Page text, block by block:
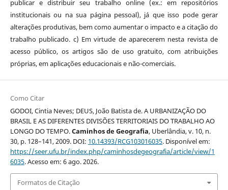
publicar e distribuir seu trabalho online (ex.: em repositórios
institucionais ou na sua página pessoal), já que isso pode gerar
alterações produtivas, bem como aumentar o impacto e a citação do
trabalho publicado. c) Em virtude de aparecerem nesta revista de
acesso público, os artigos são de uso gratuito, com atribuições
próprias, em aplicações educacionais e não-comerciais.
Como Citar
GODOI, Cintia Neves; DEUS, João Batista de. A URBANIZAÇÃO DO
BRASIL E AS DIFERENTES DIVISÕES TERRITORIAIS DO TRABALHO AO
LONGO DO TEMPO.Caminhos de Geografia, Uberlândia, v. 10, n.
30, p. 128–141, 2009. DOI: 10.14393/RCG103016035. Disponível em:
https://seer.ufu.br/index.php/caminhosdegeografia/article/view/1
6035. Acesso em: 6 ago. 2026.
Formatos de Citação